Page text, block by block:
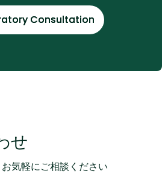
Consultation
Consultation
せ
気軽にご相談ください